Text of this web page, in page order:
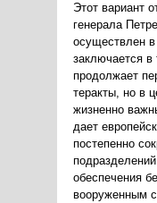
Этот вариант
генерала
осуществлен
заключается в
продолжает
теракты, но в
жизненно
дает
постепенно
обеспечения
вооруженным